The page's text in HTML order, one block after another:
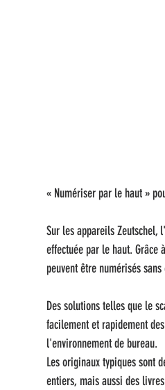
« Numériser par le haut »
Sur les appareils Zeutschel,
effectuée par le haut. Grâce
peuvent être numérisés
Des solutions telles que le
facilement et rapidement
l'environnement de bureau.
Les originaux typiques sont
entiers, mais aussi des